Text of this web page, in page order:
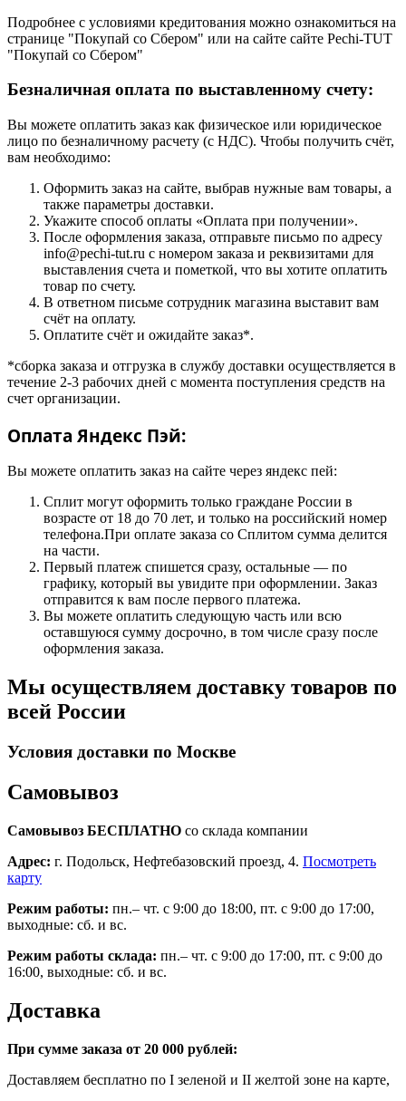
Подробнее с условиями кредитования можно ознакомиться на
странице "Покупай со Сбером" или на сайте сайте Pechi-TUT
"Покупай со Сбером"
Безналичная оплата по выставленному счету:
Вы можете оплатить заказ как физическое или юридическое
лицо по безналичному расчету (с НДС). Чтобы получить счёт,
вам необходимо:
Оформить заказ на сайте, выбрав нужные вам товары, а
также параметры доставки.
Укажите способ оплаты «Оплата при получении».
После оформления заказа, отправьте письмо по адресу
info@pechi-tut.ru с номером заказа и реквизитами для
выставления счета и пометкой, что вы хотите оплатить
товар по счету.
В ответном письме сотрудник магазина выставит вам
счёт на оплату.
Оплатите счёт и ожидайте заказ*.
*сборка заказа и отгрузка в службу доставки осуществляется в
течение 2-3 рабочих дней с момента поступления средств на
счет организации.
Оплата Яндекс Пэй:
Вы можете оплатить заказ на сайте через яндекс пей:
Сплит могут оформить только граждане России в
возрасте от 18 до 70 лет, и только на российский номер
телефона.При оплате заказа со Сплитом сумма делится
на части.
Первый платеж спишется сразу, остальные — по
графику, который вы увидите при оформлении. Заказ
отправится к вам после первого платежа.
Вы можете оплатить следующую часть или всю
оставшуюся сумму досрочно, в том числе сразу после
оформления заказа.
Мы осуществляем доставку товаров по
всей России
Условия доставки по Москве
Самовывоз
Самовывоз БЕСПЛАТНО со склада компании
Адрес: г. Подольск, Нефтебазовский проезд, 4. Посмотреть
карту
Режим работы: пн.– чт. с 9:00 до 18:00, пт. с 9:00 до 17:00,
выходные: сб. и вс.
Режим работы склада: пн.– чт. с 9:00 до 17:00, пт. с 9:00 до
16:00, выходные: сб. и вс.
Доставка
При сумме заказа от 20 000 рублей:
Доставляем бесплатно по I зеленой и II желтой зоне на карте,